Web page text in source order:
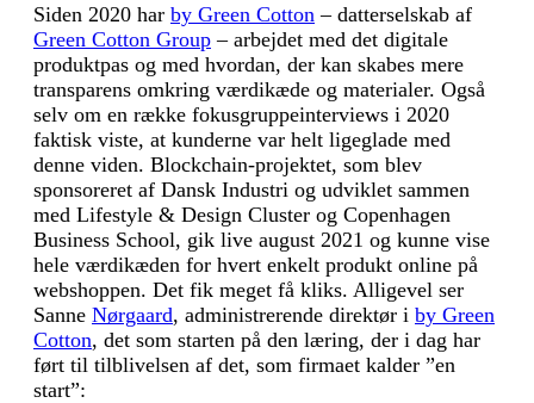
Siden 2020 har by Green Cotton – datterselskab af
Green Cotton Group – arbejdet med det digitale
produktpas og med hvordan, der kan skabes mere
transparens omkring værdikæde og materialer. Også
selv om en række fokusgruppeinterviews i 2020
faktisk viste, at kunderne var helt ligeglade med
denne viden. Blockchain-projektet, som blev
sponsoreret af Dansk Industri og udviklet sammen
med Lifestyle & Design Cluster og Copenhagen
Business School, gik live august 2021 og kunne vise
hele værdikæden for hvert enkelt produkt online på
webshoppen. Det fik meget få kliks. Alligevel ser
Sanne Nørgaard, administrerende direktør i by Green
Cotton, det som starten på den læring, der i dag har
ført til tilblivelsen af det, som firmaet kalder ”en
start”: